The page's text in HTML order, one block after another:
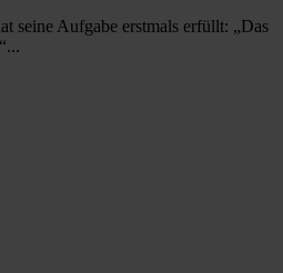
seine Aufgabe erstmals erfüllt: „Das